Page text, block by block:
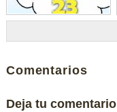
Comentarios
Deja tu comentario